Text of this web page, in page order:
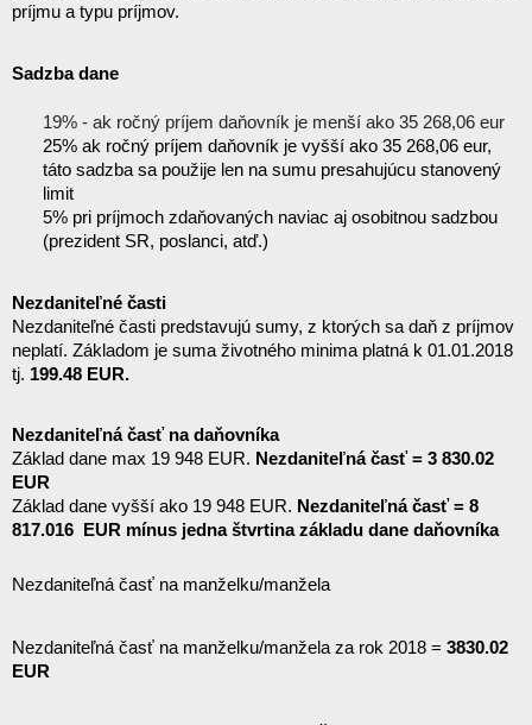
príjmu a typu príjmov.
Sadzba dane
19% - ak ročný príjem daňovník je menší ako 35 268,06 eur
25% ak ročný príjem daňovník je vyšší ako 35 268,06 eur,
táto sadzba sa použije len na sumu presahujúcu stanovený
limit
5% pri príjmoch zdaňovaných naviac aj osobitnou sadzbou
(prezident SR, poslanci, atď.)
Nezdaniteľné časti
Nezdaniteľné časti predstavujú sumy, z ktorých sa daň z príjmov
neplatí. Základom je suma životného minima platná k 01.01.2018
tj. 199.48 EUR.
Nezdaniteľná časť na daňovníka
Základ dane max 19 948 EUR. Nezdaniteľná časť = 3 830.02
EUR
Základ dane vyšší ako 19 948 EUR. Nezdaniteľná časť = 8
817.016  EUR mínus jedna štvrtina základu dane daňovníka
Nezdaniteľná časť na manželku/manžela
Nezdaniteľná časť na manželku/manžela za rok 2018 = 3830.02
EUR